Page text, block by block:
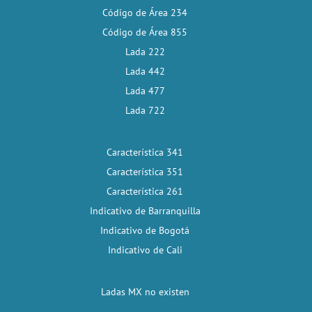
Código de Área 234
Código de Área 855
Lada 222
Lada 442
Lada 477
Lada 722
Característica 341
Característica 351
Característica 261
Indicativo de Barranquilla
Indicativo de Bogotá
Indicativo de Cali
Ladas MX no existen